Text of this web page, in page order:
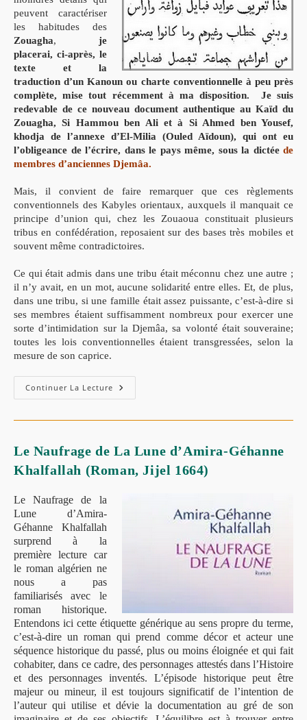
peuvent caractériser
les habitudes des
Zouagha, je
placerai, ci-après, le
texte et la
traduction d’un Kanoun ou charte conventionnelle à peu près
complète, mise tout récemment à ma disposition. Je suis
redevable de ce nouveau document authentique au Kaïd du
Zouagha, Si Hammou ben Ali et à Si Ahmed ben Yousef,
khodja de l’annexe d’El-Milia (Ouled Aïdoun), qui ont eu
l’obligeance de l’écrire, dans le pays même, sous la dictée de
membres d’anciennes Djemâa.
Mais, il convient de faire remarquer que ces règlements
conventionnels des Kabyles orientaux, auxquels il manquait ce
principe d’union qui, chez les Zouaoua constituait plusieurs
tribus en confédération, reposaient sur des bases très mobiles et
souvent même contradictoires.
Ce qui était admis dans une tribu était méconnu chez une autre ;
il n’y avait, en un mot, aucune solidarité entre elles. Et, de plus,
dans une tribu, si une famille était assez puissante, c’est-à-dire si
ses membres étaient suffisamment nombreux pour exercer une
sorte d’intimidation sur la Djemâa, sa volonté était souveraine;
toutes les lois conventionnelles étaient transgressées, selon la
mesure de son caprice.
Continuer La Lecture La
Charte
Des
Tribus
Milia
Le Naufrage de La Lune d’Amira-Géhanne
Khalfallah (Roman, Jijel 1664)
Le Naufrage de la
Lune d’Amira-
Géhanne Khalfallah
surprend à la
première lecture car
le roman algérien ne
nous a pas
familiarisés avec le
roman historique.
Entendons ici cette étiquette générique au sens propre du terme,
c’est-à-dire un roman qui prend comme décor et acteur une
séquence historique du passé, plus ou moins éloignée et qui fait
cohabiter, dans ce cadre, des personnages attestés dans l’Histoire
et des personnages inventés. L’épisode historique peut être
majeur ou mineur, il est toujours significatif de l’intention de
l’auteur qui utilise et dévie la documentation au gré de son